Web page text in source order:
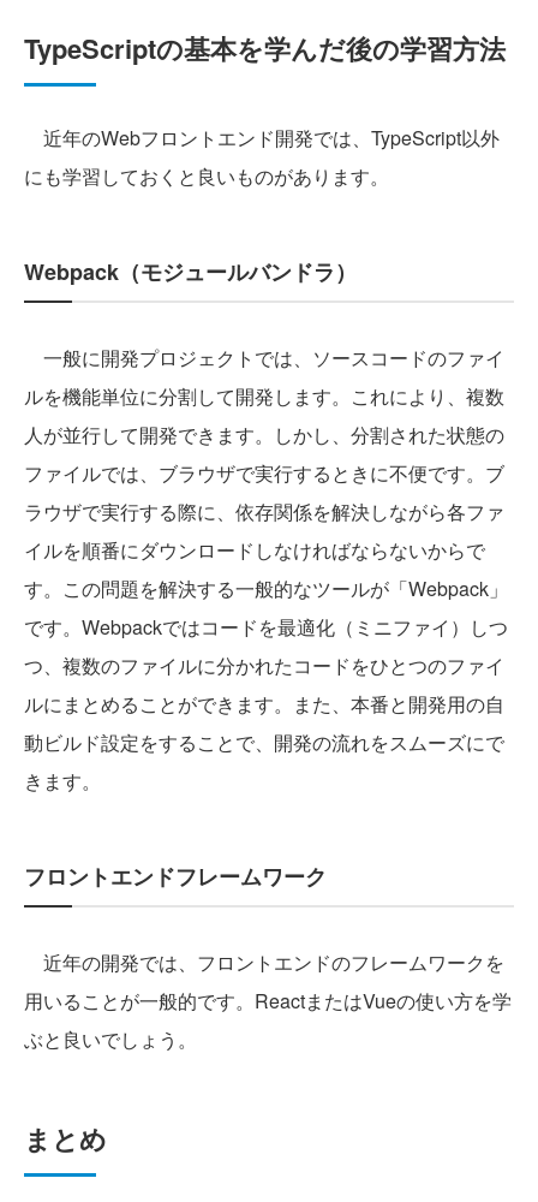
TypeScriptの基本を学んだ後の学習方法
近年のWebフロントエンド開発では、TypeScript以外
にも学習しておくと良いものがあります。
Webpack（モジュールバンドラ）
一般に開発プロジェクトでは、ソースコードのファイ
ルを機能単位に分割して開発します。これにより、複数
人が並行して開発できます。しかし、分割された状態の
ファイルでは、ブラウザで実行するときに不便です。ブ
ラウザで実行する際に、依存関係を解決しながら各ファ
イルを順番にダウンロードしなければならないからで
す。この問題を解決する一般的なツールが「Webpack」
です。Webpackではコードを最適化（ミニファイ）しつ
つ、複数のファイルに分かれたコードをひとつのファイ
ルにまとめることができます。また、本番と開発用の自
動ビルド設定をすることで、開発の流れをスムーズにで
きます。
フロントエンドフレームワーク
近年の開発では、フロントエンドのフレームワークを
用いることが一般的です。ReactまたはVueの使い方を学
ぶと良いでしょう。
まとめ